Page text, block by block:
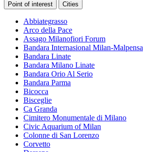
Point of interest Cities
Abbiategrasso
Arco della Pace
Assago Milanofiori Forum
Bandara Internasional Milan-Malpensa
Bandara Linate
Bandara Milano Linate
Bandara Orio Al Serio
Bandara Parma
Bicocca
Bisceglie
Ca Granda
Cimitero Monumentale di Milano
Civic Aquarium of Milan
Colonne di San Lorenzo
Corvetto